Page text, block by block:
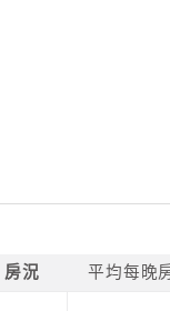
房況 平均每晚